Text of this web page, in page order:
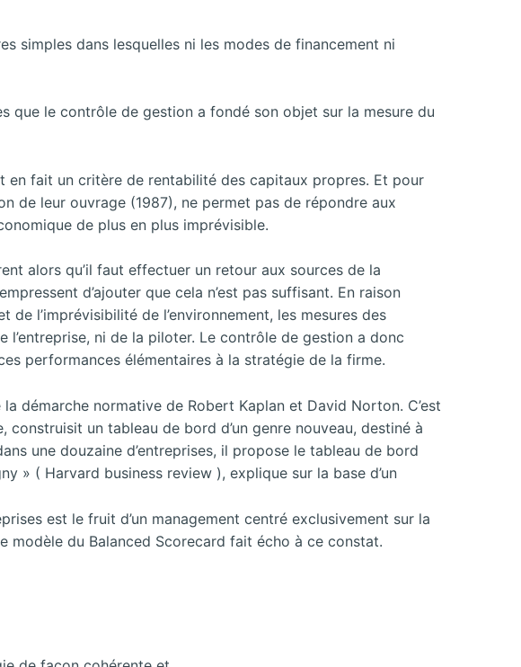
simples dans lesquelles ni les modes de financement ni
que le contrôle de gestion a fondé son objet sur la mesure du
en fait un critère de rentabilité des capitaux propres. Et pour
de leur ouvrage (1987), ne permet pas de répondre aux
de plus en plus imprévisible.
alors qu’il faut effectuer un retour aux sources de la
d’ajouter que cela n’est pas suffisant. En raison
l’imprévisibilité de l’environnement, les mesures des
ni de la piloter. Le contrôle de gestion a donc
performances élémentaires à la stratégie de la firme.
démarche normative de Robert Kaplan et David Norton. C’est
un tableau de bord d’un genre nouveau, destiné à
une douzaine d’entreprises, il propose le tableau de bord
» ( Harvard business review ), explique sur la base d’un
est le fruit d’un management centré exclusivement sur la
modèle du Balanced Scorecard fait écho à ce constat.